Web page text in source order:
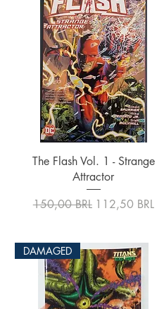
Vista rápida
The Flash Vol. 1 - Strange
Attractor
Precio
150,00 BRL Precio de oferta
112,50 BRL
DAMAGED